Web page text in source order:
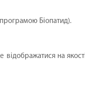
Біопатид).
відображатися на